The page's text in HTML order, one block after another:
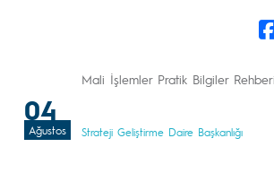
04
Ağustos
Mali İşlemler Pratik Bilgiler
Strateji Geliştirme Daire Başkanlığı